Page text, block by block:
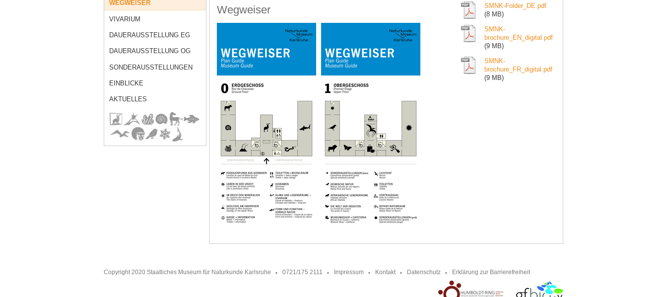
WEGWEISER
VIVARIUM
DAUERAUSSTELLUNG EG
DAUERAUSSTELLUNG OG
SONDERAUSSTELLUNGEN
EINBLICKE
AKTUELLES
Wegweiser
SMNK-Folder_DE.pdf
(8 MB)
SMNK-
brochure_EN_digital.pdf
(9 MB)
SMNK-
brochure_FR_digital.pdf
(9 MB)
Copyright 2020 Staatliches Museum für Naturkunde Karlsruhe 0721/175 2111 Impressum Kontakt Datenschutz Erklärung zur Barrierefreiheit